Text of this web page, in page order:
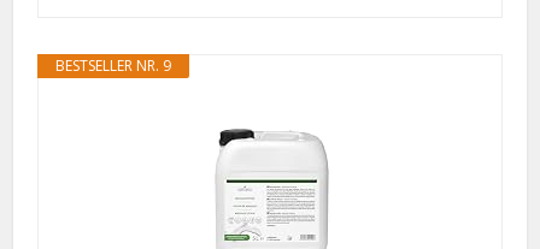
BESTSELLER NR. 9